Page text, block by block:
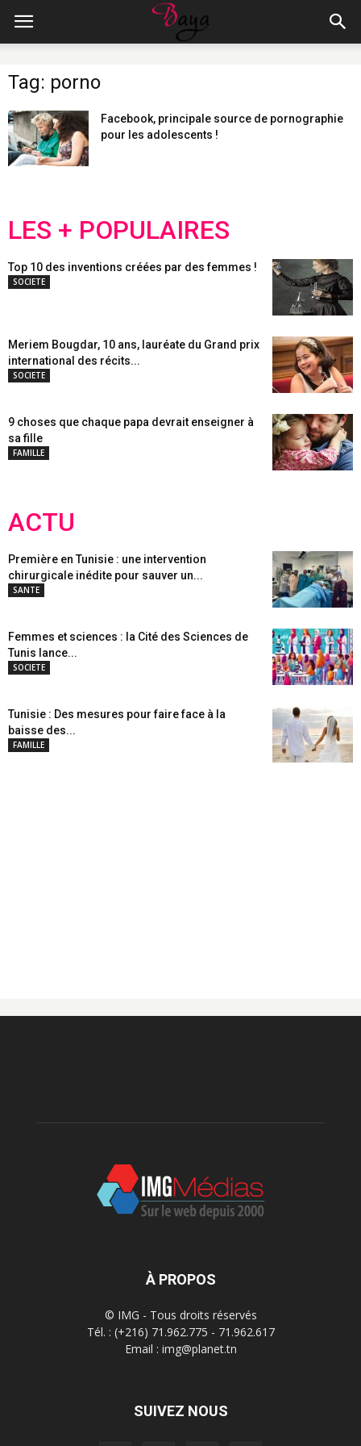
Tag: porno
Facebook, principale source de pornographie
pour les adolescents !
LES + POPULAIRES
Top 10 des inventions créées par des femmes !
SOCIETE
Meriem Bougdar, 10 ans, lauréate du Grand prix
international des récits...
SOCIETE
9 choses que chaque papa devrait enseigner à
sa fille
FAMILLE
ACTU
Première en Tunisie : une intervention
chirurgicale inédite pour sauver un...
SANTE
Femmes et sciences : la Cité des Sciences de
Tunis lance...
SOCIETE
Tunisie : Des mesures pour faire face à la
baisse des...
FAMILLE
À PROPOS
© IMG - Tous droits réservés
Tél. : (+216) 71.962.775 - 71.962.617
Email : img@planet.tn
SUIVEZ NOUS